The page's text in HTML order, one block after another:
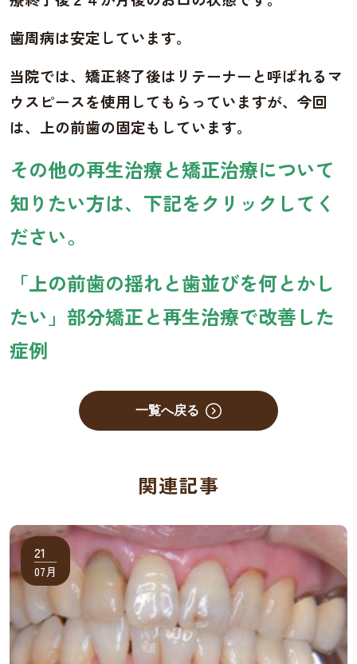
歯周病は安定しています。
当院では、矯正終了後はリテーナーと呼ばれるマ
ウスピースを使用してもらっていますが、今回
は、上の前歯の固定もしています。
その他の再生治療と矯正治療について
知りたい方は、下記をクリックしてく
ださい。
「上の前歯の揺れと歯並びを何とかし
たい」部分矯正と再生治療で改善した
症例
一覧へ戻る
関連記事
21
07月